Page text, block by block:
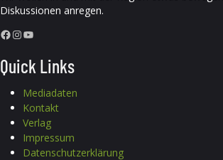
Diskussionen anregen.
Facebook InstagramYouTube
Quick Links
Mediadaten
Kontakt
Verlag
Impressum
Datenschutzerklärung